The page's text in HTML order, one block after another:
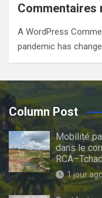
Commentaires
A WordPress
pandemic has
Column Post
Mobilité
dans le
RCA–Tchad
1 jour